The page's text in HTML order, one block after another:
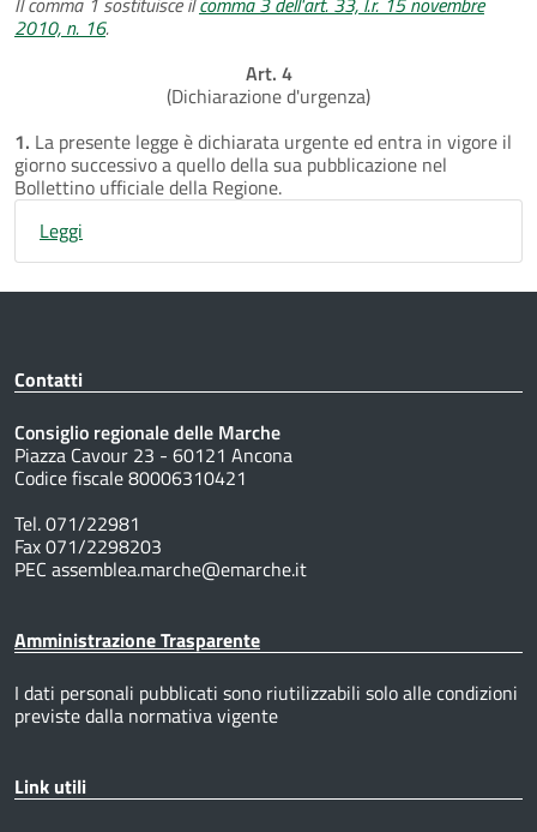
2010, n. 16.
Art. 4
(Dichiarazione d'urgenza)
1. La presente legge è dichiarata urgente ed entra in vigore il
giorno successivo a quello della sua pubblicazione nel
Bollettino ufficiale della Regione.
Leggi
Contatti
Consiglio regionale delle Marche
Piazza Cavour 23 - 60121 Ancona
Codice fiscale 80006310421
Tel. 071/22981
Fax 071/2298203
PEC assemblea.marche@emarche.it
Amministrazione Trasparente
I dati personali pubblicati sono riutilizzabili solo alle condizioni
previste dalla normativa vigente
Link utili